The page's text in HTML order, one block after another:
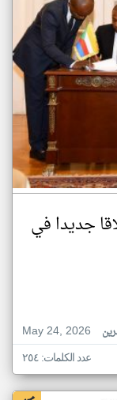
جديدا في
May 24, 2026
عدد الكلمات: ٢٥٤